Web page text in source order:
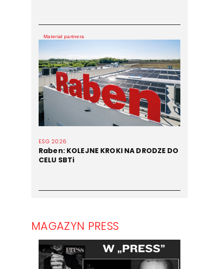
ESG 2026
Raben: KOLEJNE KROKI NA DRODZE DO
CELU SBTi
Materiał partnera
MAGAZYN PRESS